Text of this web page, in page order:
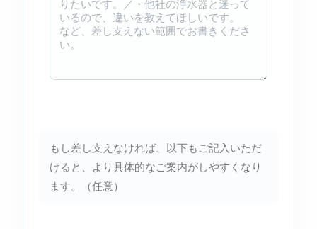
もし差し支えなければ、以下もご記入いただ
けると、より具体的なご案内がしやすくなり
ます。（任意）